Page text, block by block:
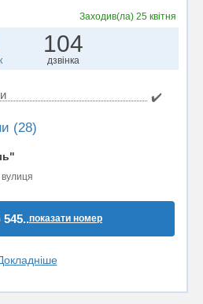
Заходив(ла)25 квітня
104
дзвінка
✔️
(28)
вулиця
545..показати номер